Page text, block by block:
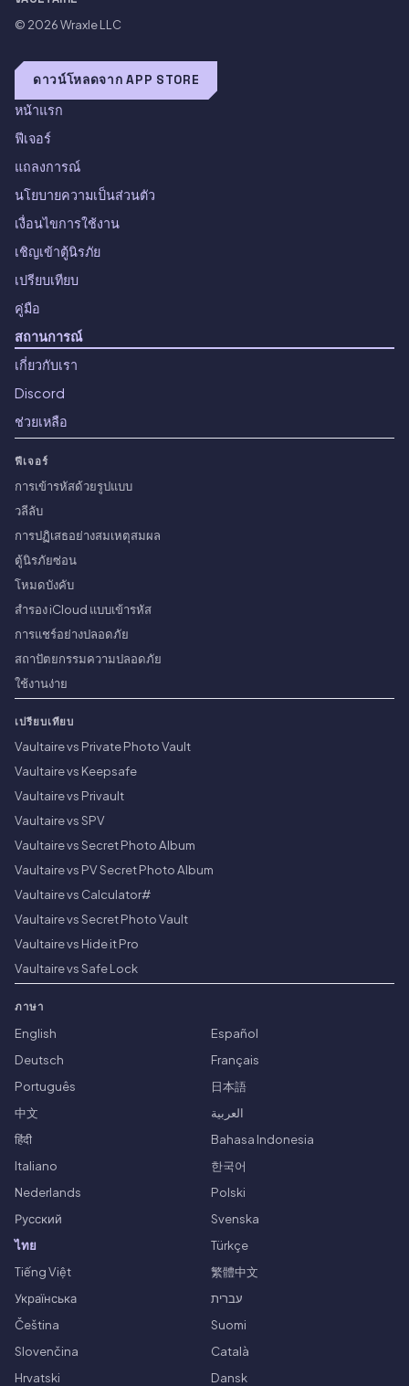
© 2026Wraxle LLC
ดาวน์โหลดจาก APP STORE
หน้าแรก
ฟีเจอร์
แถลงการณ์
นโยบายความเป็นส่วนตัว
เงื่อนไขการใช้งาน
เชิญเข้าตู้นิรภัย
เปรียบเทียบ
คู่มือ
สถานการณ์
เกี่ยวกับเรา
Discord
ช่วยเหลือ
ฟีเจอร์
การเข้ารหัสด้วยรูปแบบ
วลีลับ
การปฏิเสธอย่างสมเหตุสมผล
ตู้นิรภัยซ่อน
โหมดบังคับ
สำรอง iCloud แบบเข้ารหัส
การแชร์อย่างปลอดภัย
สถาปัตยกรรมความปลอดภัย
ใช้งานง่าย
เปรียบเทียบ
Vaultaire vs Private Photo Vault
Vaultaire vs Keepsafe
Vaultaire vs Privault
Vaultaire vs SPV
Vaultaire vs Secret Photo Album
Vaultaire vs PV Secret Photo Album
Vaultaire vs Calculator#
Vaultaire vs Secret Photo Vault
Vaultaire vs Hide it Pro
Vaultaire vs Safe Lock
ภาษา
English
Español
Deutsch
Français
Português
日本語
中文
العربية
हिंदी
Bahasa Indonesia
Italiano
한국어
Nederlands
Polski
Русский
Svenska
ไทย
Türkçe
Tiếng Việt
繁體中文
Українська
עברית
Čeština
Suomi
Slovenčina
Català
Hrvatski
Dansk